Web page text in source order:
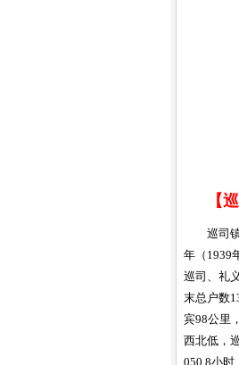
【
巡司
年（1939
巡司、礼
末总户数
宾98公里
西北低，
050.8小时